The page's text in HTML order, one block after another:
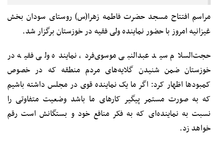
مراسم افتتاح مسجد حضرت فاطمه زهرا(س) روستای سودان بخش
غیزانیه امروز با حضور نماینده ولی فقیه در خوزستان برگزار شد.
حجت‌السلام سید عبدالنبی موسوی‌فرد، نماینده ولی فقیه در
خوزستان ضمن شنیدن گلایه‌های مردم منطقه که در خصوص
کمبودها اظهار کرد: اگر ما یک نماینده قوی در مجلس داشته باشیم
که به صورت مستمر پیگیر کارهای ما باشد وضعیت متفاوتی را
نسبت به نماینده‌ای که به فکر منافع خود و بستگانش است رقم
خواهد زد.